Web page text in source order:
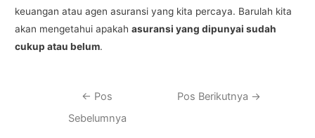
keuangan atau agen asuransi yang kita percaya. Barulah kita
akan mengetahui apakahasuransi yang dipunyai sudah
cukup atau belum.
Navigasi
← Pos
Sebelumnya
Pos Berikutnya →